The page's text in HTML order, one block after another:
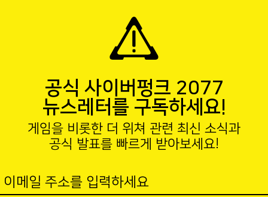
공식 사이버펑크 2077
뉴스레터를 구독하세요!
게임을 비롯한 더 위쳐 관련 최신 소식과
공식 발표를 빠르게 받아보세요!
이메일 주소를 입력하세요